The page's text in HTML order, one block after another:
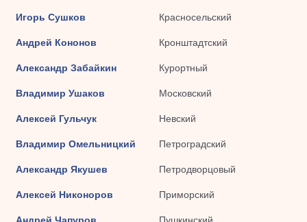
Игорь Сушков Красносельский
Андрей Кононов Кронштадтский
Александр Забайкин Курортный
Владимир Ушаков Московский
Алексей Гульчук Невский
Владимир Омельницкий Петроградский
Александр Якушев Петродворцовый
Алексей Никоноров Приморский